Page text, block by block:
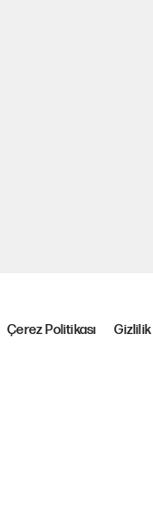
Çerez Politikası Gizlilik